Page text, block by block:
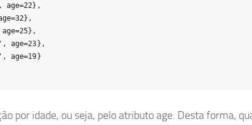
age=22},
age=23},
age=19}
por idade, ou seja, pelo atributo age. Desta forma,